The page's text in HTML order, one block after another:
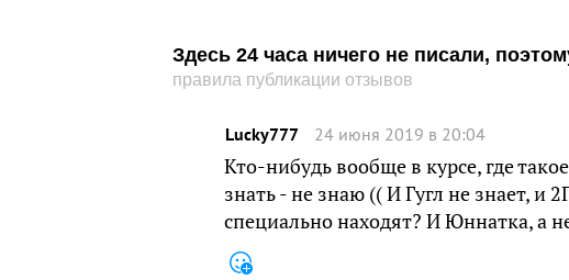
Здесь 24 часа ничего не писали,
правила публикации отзывов
Lucky777 24 июня 2019 в 20:04
Кто-нибудь вообще в курсе, где
знать - не знаю (( И Гугл не знает, и
специально находят? И Юннатка, а